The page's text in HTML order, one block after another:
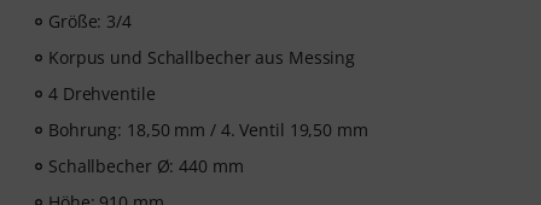
Größe: 3/4
Korpus und Schallbecher aus Messing
4 Drehventile
Bohrung: 18,50 mm / 4. Ventil 19,50 mm
Schallbecher Ø: 440 mm